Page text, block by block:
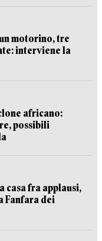
motorino, tre
interviene la
africano:
possibili
casa fra applausi,
Fanfara dei